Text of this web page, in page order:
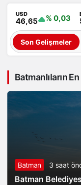
USD
46,65 % 0,03
Son Gelişmeler
Batmanlıların
Batman 3 saat
Batman